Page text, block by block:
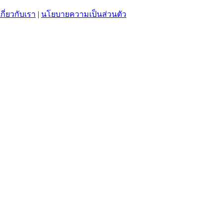
กี่ยวกับเรา | นโยบายความเป็นส่วนตัว